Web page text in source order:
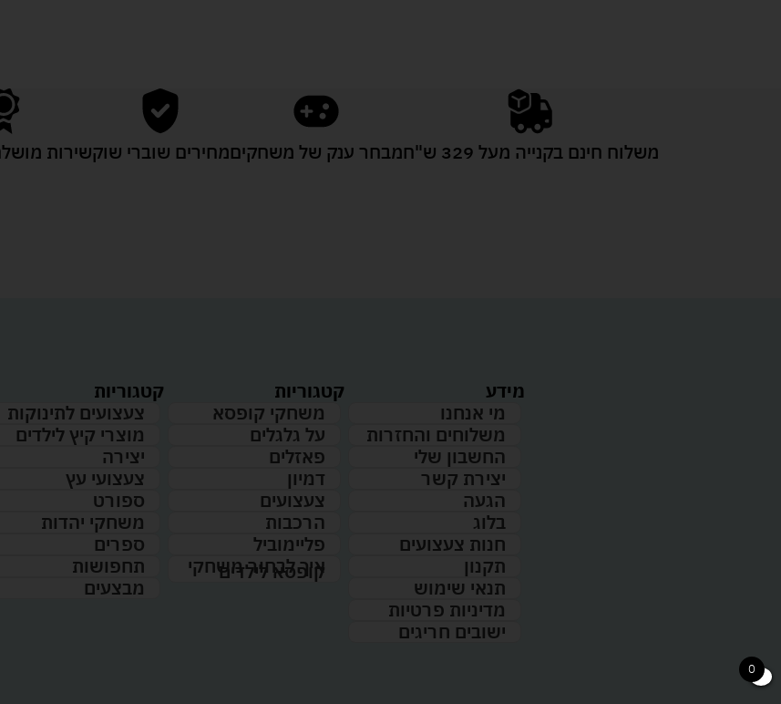
משלוח חינם בקנייה מעל 329 ש"ח מבחר ענק של משחקיםמחירים שוברי שוקשירות
מידע
מי אנחנו
משלוחים והחזרות
החשבון שלי
יצירת קשר
הגעה
בלוג
חנות צעצועים
תקנון
תנאי שימוש
מדיניות פרטיות
ישובים חריגים
קטגוריות
משחקי קופסא
על גלגלים
פאזלים
דמיון
צעצועים
הרכבות
פליימוביל
איך לבחור משחקי
קופסא לילדים
קטגוריות
צעצועים לתינוקות
מוצרי קיץ לילדים
יצירה
צעצועי עץ
ספורט
משחקי יהדות
ספרים
תחפושות
מבצעים
0